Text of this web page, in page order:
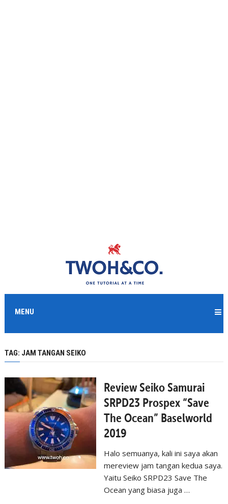
MENU
TAG: JAM TANGAN SEIKO
Review Seiko Samurai
SRPD23 Prospex “Save
The Ocean” Baselworld
2019
Halo semuanya, kali ini saya akan
mereview jam tangan kedua saya.
Yaitu Seiko SRPD23 Save The
Ocean yang biasa juga …